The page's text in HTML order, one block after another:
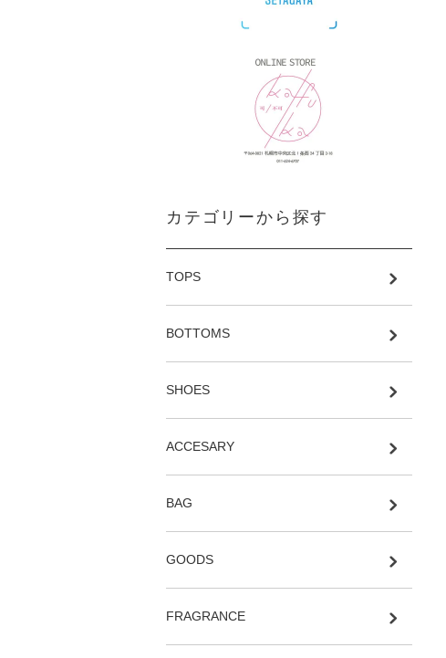
カテゴリーから探す
TOPS
BOTTOMS
SHOES
ACCESARY
BAG
GOODS
FRAGRANCE